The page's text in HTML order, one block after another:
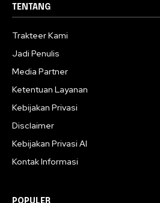
TENTANG
Trakteer Kami
Jadi Penulis
Media Partner
Ketentuan Layanan
Kebijakan Privasi
Disclaimer
Kebijakan Privasi AI
Kontak Informasi